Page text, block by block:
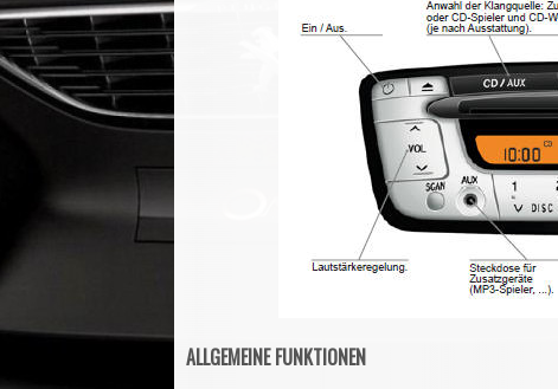
ALLGEMEINE FUNKTIONEN